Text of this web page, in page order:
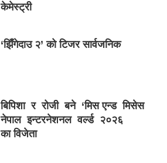
केमेस्ट्री
‘झिँगेदाउ २’ को टिजर सार्वजनिक
बिपिशा र रोजी बने ‘मिस एन्ड मिसेस
नेपाल इन्टरनेशनल वर्ल्ड २०२६
का विजेता